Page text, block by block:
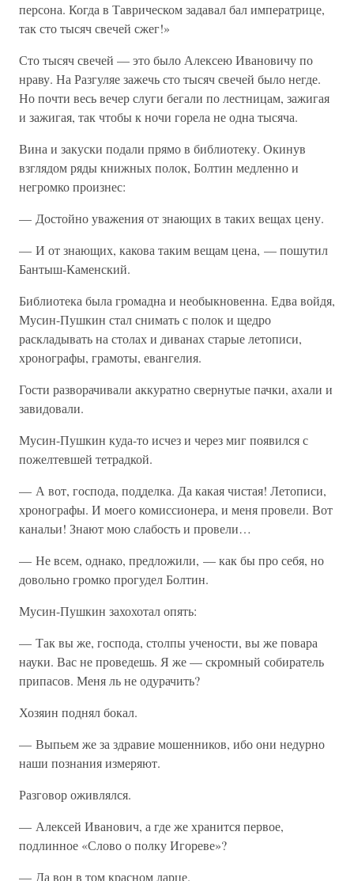
персона. Когда в Таврическом задавал бал императрице,
так сто тысяч свечей сжег!»
Сто тысяч свечей — это было Алексею Ивановичу по
нраву. На Разгуляе зажечь сто тысяч свечей было негде.
Но почти весь вечер слуги бегали по лестницам, зажигая
и зажигая, так чтобы к ночи горела не одна тысяча.
Вина и закуски подали прямо в библиотеку. Окинув
взглядом ряды книжных полок, Болтин медленно и
негромко произнес:
— Достойно уважения от знающих в таких вещах цену.
— И от знающих, какова таким вещам цена, — пошутил
Бантыш-Каменский.
Библиотека была громадна и необыкновенна. Едва войдя,
Мусин-Пушкин стал снимать с полок и щедро
раскладывать на столах и диванах старые летописи,
хронографы, грамоты, евангелия.
Гости разворачивали аккуратно свернутые пачки, ахали и
завидовали.
Мусин-Пушкин куда-то исчез и через миг появился с
пожелтевшей тетрадкой.
— А вот, господа, подделка. Да какая чистая! Летописи,
хронографы. И моего комиссионера, и меня провели. Вот
канальи! Знают мою слабость и провели…
— Не всем, однако, предложили, — как бы про себя, но
довольно громко прогудел Болтин.
Мусин-Пушкин захохотал опять:
— Так вы же, господа, столпы учености, вы же повара
науки. Вас не проведешь. Я же — скромный собиратель
припасов. Меня ль не одурачить?
Хозяин поднял бокал.
— Выпьем же за здравие мошенников, ибо они недурно
наши познания измеряют.
Разговор оживлялся.
— Алексей Иванович, а где же хранится первое,
подлинное «Слово о полку Игореве»?
— Да вон в том красном ларце.